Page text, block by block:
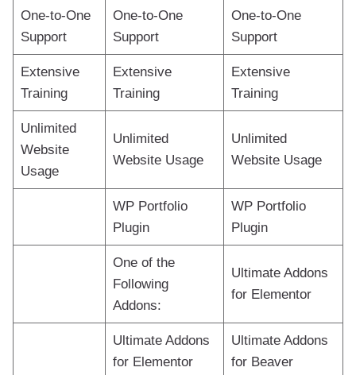
One-to-One
Support
One-to-One
Support
One-to-One
Support
Extensive
Training
Extensive
Training
Extensive
Training
Unlimited
Website
Usage
Unlimited
Website Usage
Unlimited
Website Usage
WP Portfolio
Plugin
WP Portfolio
Plugin
One of the
Following
Addons:
Ultimate Addons
for Elementor
Ultimate Addons
for Elementor
Ultimate Addons
for Beaver